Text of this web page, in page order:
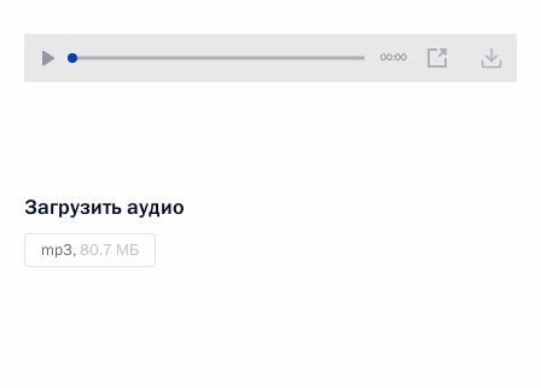
00:00
Загрузить аудио
mp3,80.7 МБ